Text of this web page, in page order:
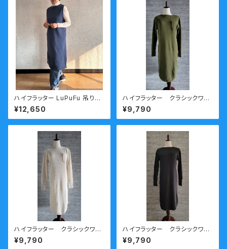
ハイフラッター LuPuFu 吊り編
み裏毛 ジャンスカ
¥12,650
ハイフラッター クラシックワッ
フルワンピース オリーブ
¥9,790
ハイフラッター クラシックワッ
フルワンピース キナリ
¥9,790
ハイフラッター クラシックワッ
フルワンピース チャコール
¥9,790